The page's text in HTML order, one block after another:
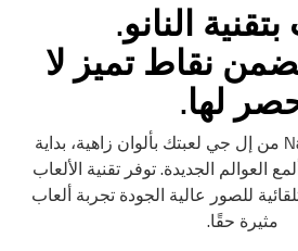
النانو.
نقاط تميز لا
لها.
يضيء تلفزيون NanoCell من إل جي لعبتك بألوان زاهية، بداية
العوالم الجديدة. توفر تقنية الألعاب
للصور عالية الجودة تجربة ألعاب
مثيرة حقًا.